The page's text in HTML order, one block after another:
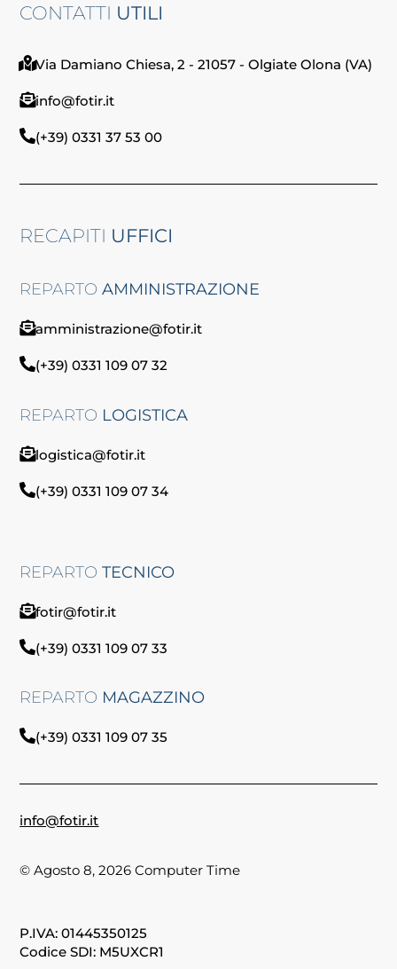
CONTATTI UTILI
Via Damiano Chiesa, 2 - 21057 - Olgiate Olona (VA)
info@fotir.it
(+39) 0331 37 53 00
RECAPITI UFFICI
REPARTOAMMINISTRAZIONE
amministrazione@fotir.it
(+39) 0331 109 07 32
REPARTO LOGISTICA
logistica@fotir.it
(+39) 0331 109 07 34
REPARTOTECNICO
fotir@fotir.it
(+39) 0331 109 07 33
REPARTO MAGAZZINO
(+39) 0331 109 07 35
info@fotir.it
© Agosto 8, 2026 Computer Time
P.IVA: 01445350125
Codice SDI: M5UXCR1